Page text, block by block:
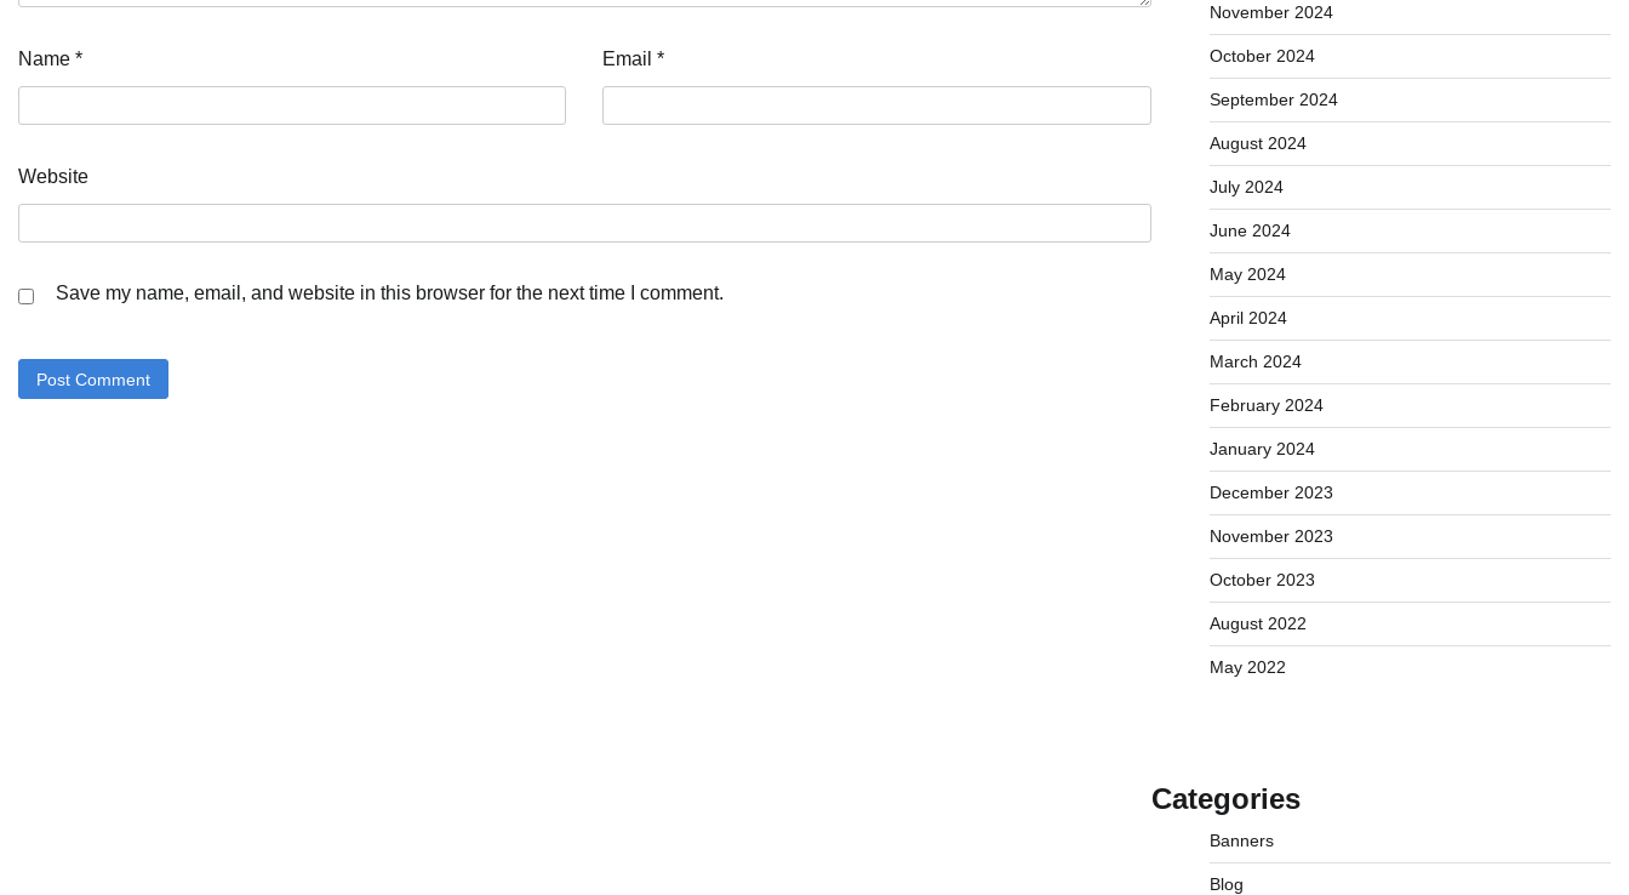
Name * Email*
Website
Save my name, email, and website in this browser for the next time I comment.
November 2024
October 2024
September 2024
August 2024
July 2024
June 2024
May 2024
April 2024
March 2024
February 2024
January 2024
December 2023
November 2023
October 2023
August 2022
May 2022
Categories
Banners
Blog